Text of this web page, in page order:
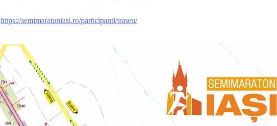
https://semimaratoniasi.ro/participanti/traseu/